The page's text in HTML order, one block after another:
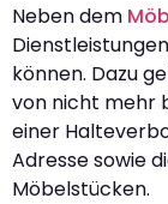
Neben dem
können. Dazu
von nicht mehr
einer
Adresse sowie
Möbelstücken.